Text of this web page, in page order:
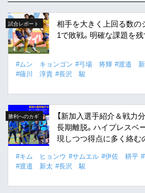
試合レポート
相手を大きく上回る数の
1で敗戦。明確な課題を
#ムン キョンゴン #弓場 将輝 #渡邉
#薩川 淳貴 #長沢 駿
勝利へのカギ
【新加入選手紹介＆戦力
長期離脱。ハイプレスベ
現しつつ得点に多く絡む
#キム ヒョンウ #サムエル #伊佐 耕平
#渡邉 新太 #長沢 駿